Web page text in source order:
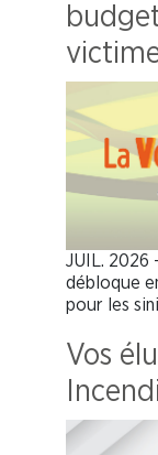
JUIL. 2026
débloque
pour les
Vos